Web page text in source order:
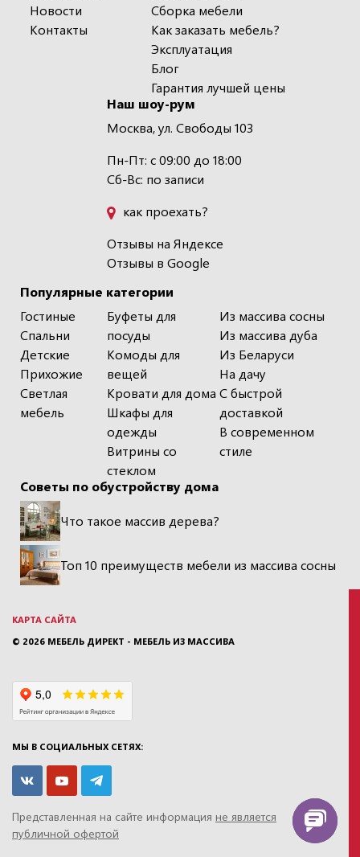
Новости
Контакты
Популярные категории
Гостиные
Спальни
Детские
Прихожие
Светлая
мебель
Буфеты для
посуды
Комоды для
вещей
Кровати для дома
Шкафы для
одежды
Витрины со
стеклом
Из массива сосны
Из массива дуба
Из Беларуси
На дачу
С быстрой
доставкой
В современном
стиле
Сборка мебели
Как заказать мебель?
Эксплуатация
Блог
Гарантия лучшей цены
Наш шоу-рум
Москва, ул. Свободы 103
Пн-Пт: с 09:00 до 18:00
Сб-Вс: по записи
как проехать?
Отзывы на Яндексе
Отзывы в Google
Советы по обустройству дома
Что такое массив дерева?
Топ 10 преимуществ мебели из массива сосны
КАРТА САЙТА
© 2026 МЕБЕЛЬ ДИРЕКТ - МЕБЕЛЬ ИЗ МАССИВА
МЫ В СОЦИАЛЬНЫХ СЕТЯХ:
Представленная на сайте информация не является
публичной офертой